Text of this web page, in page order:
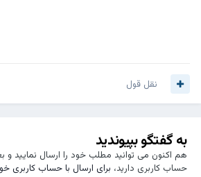
نقل قول
به گفتگو بپیوندید
هم اکنون می توانید مطلب خود را ارسال نمایید و
حساب کاربری دارید، برای ارسال با حساب کاربری